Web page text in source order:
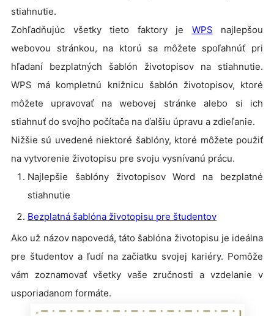
stiahnutie.
Zohľadňujúc všetky tieto faktory je WPS najlepšou
webovou stránkou, na ktorú sa môžete spoľahnúť pri
hľadaní bezplatných šablón životopisov na stiahnutie.
WPS má kompletnú knižnicu šablón životopisov, ktoré
môžete upravovať na webovej stránke alebo si ich
stiahnuť do svojho počítača na ďalšiu úpravu a zdieľanie.
Nižšie sú uvedené niektoré šablóny, ktoré môžete použiť
na vytvorenie životopisu pre svoju vysnívanú prácu.
Najlepšie šablóny životopisov Word na bezplatné
stiahnutie
Bezplatná šablóna životopisu pre študentov
Ako už názov napovedá, táto šablóna životopisu je ideálna
pre študentov a ľudí na začiatku svojej kariéry. Pomôže
vám zoznamovať všetky vaše zručnosti a vzdelanie v
usporiadanom formáte.